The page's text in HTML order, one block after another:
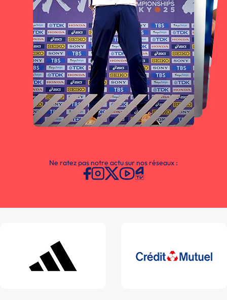
Ne ratez pas notre actu sur nos réseaux :